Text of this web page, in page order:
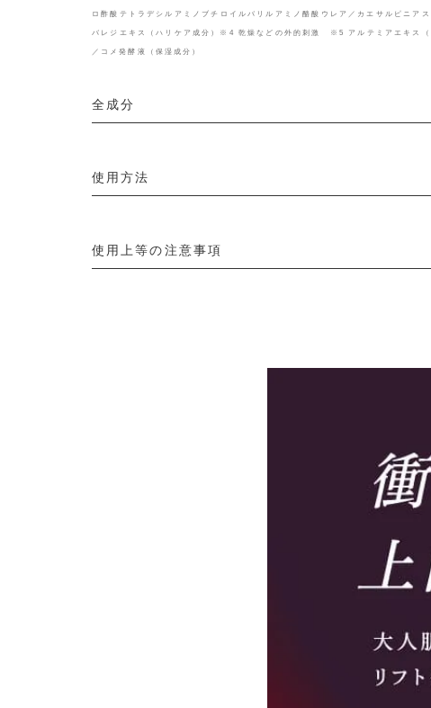
ロ酢酸テトラデシルアミノブチロイルバリルアミノ酪酸ウレア／カエサルピニア
バレジエキス（ハリケア成分）※4 乾燥などの外的刺激 ※5 アルテミアエキス
／コメ発酵液（保湿成分）
全成分
使用方法
使用上等の注意事項